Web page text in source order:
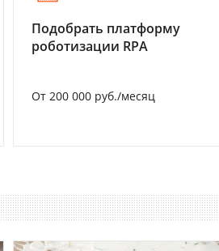
Подобрать платформу
роботизации RPA
От 200 000 руб./месяц